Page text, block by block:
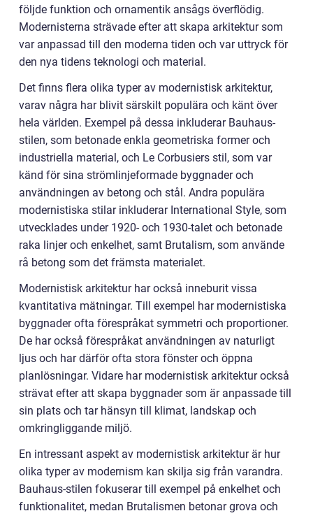
följde funktion och ornamentik ansågs överflödig.
Modernisterna strävade efter att skapa arkitektur som
var anpassad till den moderna tiden och var uttryck för
den nya tidens teknologi och material.
Det finns flera olika typer av modernistisk arkitektur,
varav några har blivit särskilt populära och känt över
hela världen. Exempel på dessa inkluderar Bauhaus-
stilen, som betonade enkla geometriska former och
industriella material, och Le Corbusiers stil, som var
känd för sina strömlinjeformade byggnader och
användningen av betong och stål. Andra populära
modernistiska stilar inkluderar International Style, som
utvecklades under 1920- och 1930-talet och betonade
raka linjer och enkelhet, samt Brutalism, som använde
rå betong som det främsta materialet.
Modernistisk arkitektur har också inneburit vissa
kvantitativa mätningar. Till exempel har modernistiska
byggnader ofta förespråkat symmetri och proportioner.
De har också förespråkat användningen av naturligt
ljus och har därför ofta stora fönster och öppna
planlösningar. Vidare har modernistisk arkitektur också
strävat efter att skapa byggnader som är anpassade till
sin plats och tar hänsyn till klimat, landskap och
omkringliggande miljö.
En intressant aspekt av modernistisk arkitektur är hur
olika typer av modernism kan skilja sig från varandra.
Bauhaus-stilen fokuserar till exempel på enkelhet och
funktionalitet, medan Brutalismen betonar grova och